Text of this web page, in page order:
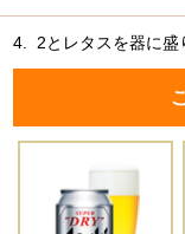
4. 2とレタスを器に盛